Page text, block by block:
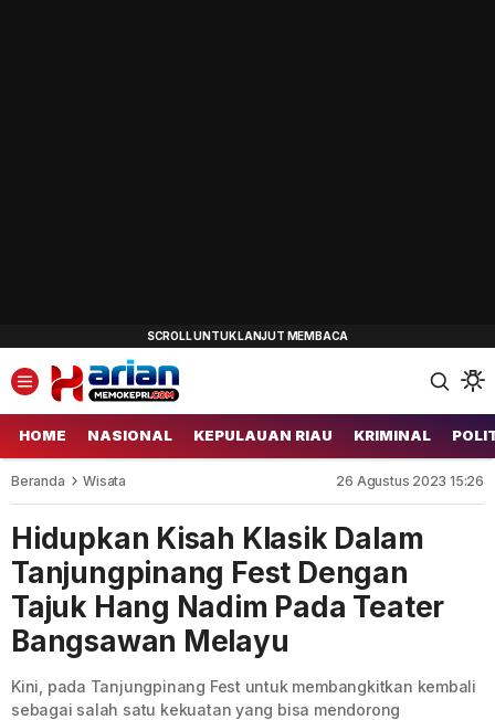
HOME NASIONAL KEPULAUAN RIAU KRIMINAL
Beranda Wisata 26 Agustus 2023 15:26
Hidupkan Kisah Klasik Dalam
Tanjungpinang Fest Dengan
Tajuk Hang Nadim Pada Teater
Bangsawan Melayu
Kini, pada Tanjungpinang Fest untuk membangkitkan kembali
sebagai salah satu kekuatan yang bisa mendorong